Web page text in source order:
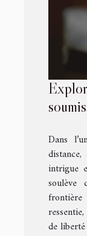
Dans
intrigue
soulève
de